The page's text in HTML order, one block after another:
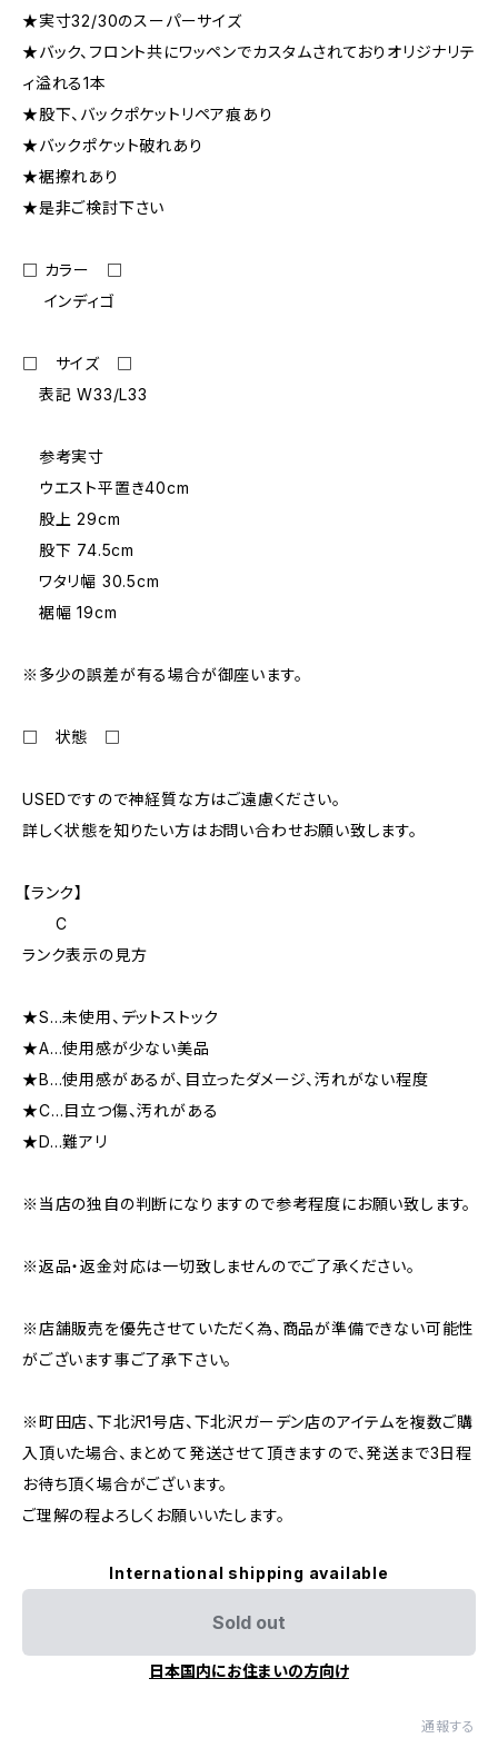
★実寸32/30のスーパーサイズ
★バック、フロント共にワッペンでカスタムされておりオリジナリテ
ィ溢れる1本
★股下、バックポケットリペア痕あり
★バックポケット破れあり
★裾擦れあり
★是非ご検討下さい
□ カラー □
インディゴ
□ サイズ □
表記 W33/L33
参考実寸
ウエスト平置き40cm
股上 29cm
股下 74.5cm
ワタリ幅 30.5cm
裾幅 19cm
※多少の誤差が有る場合が御座います。
□ 状態 □
USEDですので神経質な方はご遠慮ください。
詳しく状態を知りたい方はお問い合わせお願い致します。
【ランク】
C
ランク表示の見方
★S…未使用、デットストック
★A…使用感が少ない美品
★B…使用感があるが、目立ったダメージ、汚れがない程度
★C…目立つ傷、汚れがある
★D…難アリ
※当店の独自の判断になりますので参考程度にお願い致します。
※返品・返金対応は一切致しませんのでご了承ください。
※店舗販売を優先させていただく為、商品が準備できない可能性
がございます事ご了承下さい。
※町田店、下北沢1号店、下北沢ガーデン店のアイテムを複数ご購
入頂いた場合、まとめて発送させて頂きますので、発送まで3日程
お待ち頂く場合がございます。
ご理解の程よろしくお願いいたします。
International shipping available
Sold out
日本国内にお住まいの方向け
通報する